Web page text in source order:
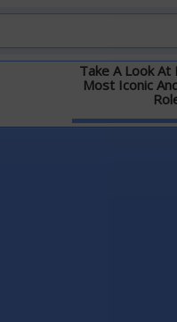
Take A Look
Most Iconic